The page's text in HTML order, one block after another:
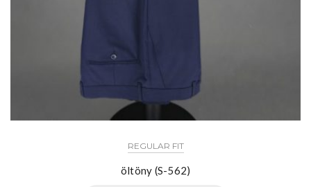
REGULAR FIT
öltöny (S-562)